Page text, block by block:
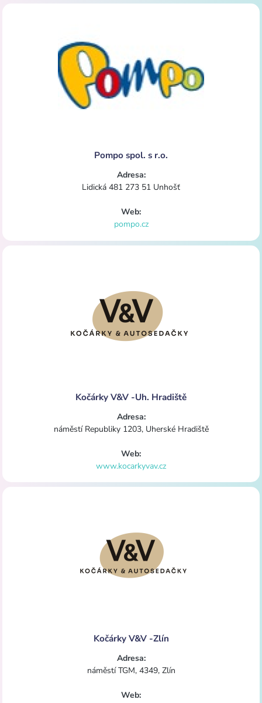
Pompo spol. s r.o.
Adresa:
Lidická 481 273 51 Unhošť
Web:
pompo.cz
Kočárky V&V -Uh. Hradiště
Adresa:
náměstí Republiky 1203, Uherské Hradiště
Web:
www.kocarkyvav.cz
Kočárky V&V -Zlín
Adresa:
náměstí TGM, 4349, Zlín
Web: